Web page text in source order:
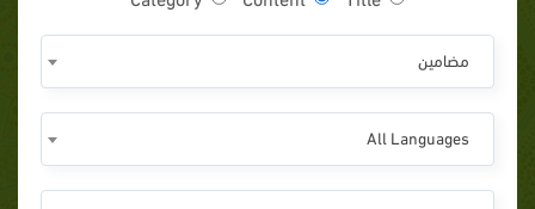
مضامين
All Languages